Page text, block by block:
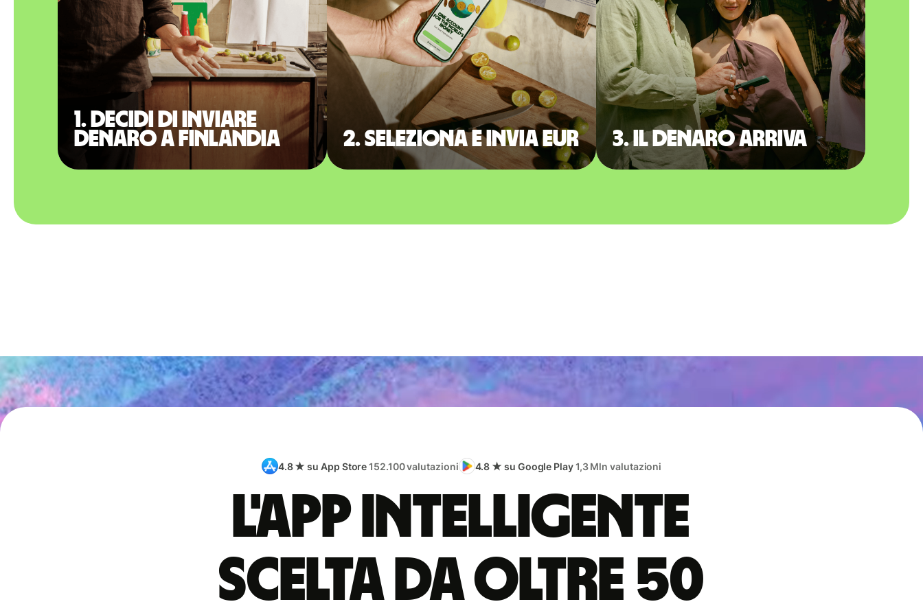
1. Decidi di inviare
denaro a Finlandia
2. Seleziona e invia EUR 3. Il denaro arriva
4.8 ★ su App Store152.100 valutazioni 4.8 ★ su Google Play1,3 Mln valutazioni
L'app intelligente
scelta da oltre 50